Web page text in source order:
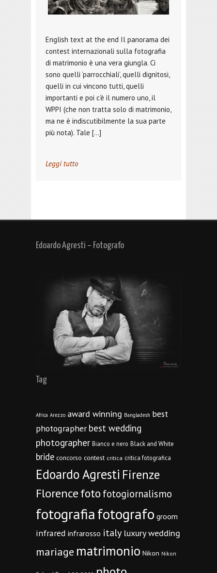
English text at the end Il panorama dei
contest internazionali sulla fotografia
di matrimonio è una vera giungla. Ci
sono quelli ‘parrocchiali’, quelli dignitosi,
quelli in cui vincono tutti, quelli
importanti e poi c’è il numero uno, il
WPPI (che non tratta solo di matrimonio,
ma ne è indiscutibilmente la sua parte
più nota). Tale […]
Leggi tutto
Edoardo Agresti – Fotografo
Tag
Africa Arezzo award winning Bangladesh best
photographer best wedding
photographer Bianco e nero Black and White
bride concorso contest critica critica fotografica
Edoardo Agresti Firenze
Florencefoto fotogiornalismo
fotografiafotografo groom
infrared infrarosso italy luxury wedding
mariage matrimonio Nikon Nikon